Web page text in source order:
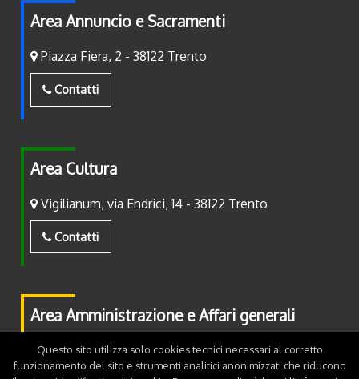
Area Annuncio e Sacramenti
Piazza Fiera, 2 - 38122 Trento
Contatti
Area Cultura
Vigilianum, via Endrici, 14 - 38122 Trento
Contatti
Area Amministrazione e Affari generali
Piazza Fiera, 2 - 38122 Trento
Questo sito utilizza solo cookies tecnici necessari al corretto
funzionamento del sito e strumenti analitici anonimizzati che riducono